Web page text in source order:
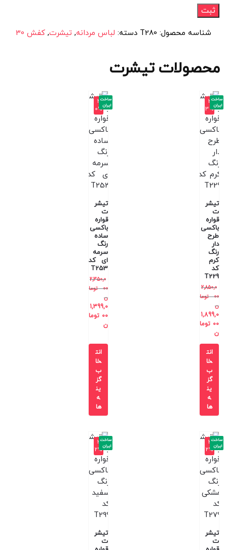
شناسه محصول: T280 دسته: لباس مردانه, تیشرت, کفش 30
محصولات تیشرت
-3
3%
تیشر
ت
قواره
باکسی
طرح
دار
رنگ
کرم
کد
T229
2,850,0
00
توما
ن
1,899,0
00 توما
ن
ساخت
ایران
انت
خا
ب
گز
ین
ه
ها
-4
0%
تیشر
ت
قواره
باکسی
ساده
رنگ
سرمه
ای کد
T253
2,350,0
00
توما
ن
1,399,0
00 توما
ن
ساخت
ایران
انت
خا
ب
گز
ین
ه
ها
-3
2%
تیشر
ت
ساخت
ایران
-3
2%
تیشر
ت
ساخت
ایران